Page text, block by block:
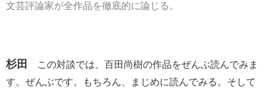
文芸評論家が全作品を徹底的に論じる。
杉田
この対談では、百田尚樹の作品をぜんぶ読んでみま
す。ぜんぶです。もちろん、まじめに読んでみる。そして